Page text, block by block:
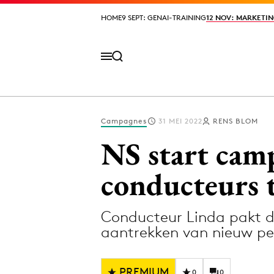
HOME9 SEPT: GENAI-TRAINING12 NOV:
HOME9 SEPT: GENAI-TRAINING12 NOV:
Design
Digital
Diversiteit
Campagnes 31 MEI 2022 RENS BLOM
NS start
conducteurs
Conducteur Linda pakt
aantrekken van nieuw
0 0